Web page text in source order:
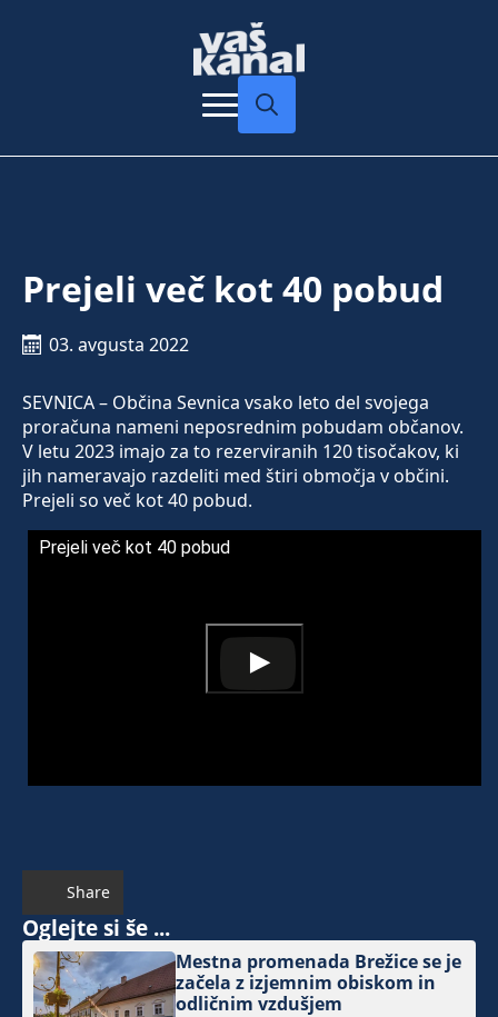
Prejeli več kot 40 pobud
03. avgusta 2022
SEVNICA – Občina Sevnica vsako leto del svojega
proračuna nameni neposrednim pobudam občanov.
V letu 2023 imajo za to rezerviranih 120 tisočakov, ki
jih nameravajo razdeliti med štiri območja v občini.
Prejeli so več kot 40 pobud.
Prejeli več kot 40 pobud
Share
Oglejte si še ...
Mestna promenada Brežice se je
začela z izjemnim obiskom in
odličnim vzdušjem